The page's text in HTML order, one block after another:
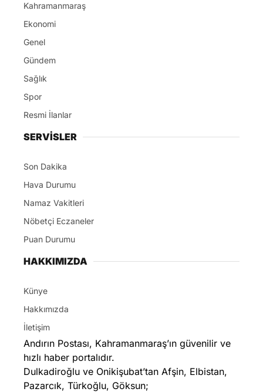
Kahramanmaraş
Ekonomi
Genel
Gündem
Sağlık
Spor
Resmi İlanlar
SERVİSLER
Son Dakika
Hava Durumu
Namaz Vakitleri
Nöbetçi Eczaneler
Puan Durumu
HAKKIMIZDA
Künye
Hakkımızda
İletişim
Andırın Postası, Kahramanmaraş’ın güvenilir ve
hızlı haber portalıdır.
Dulkadiroğlu ve Onikişubat’tan Afşin, Elbistan,
Pazarcık, Türkoğlu, Göksun;